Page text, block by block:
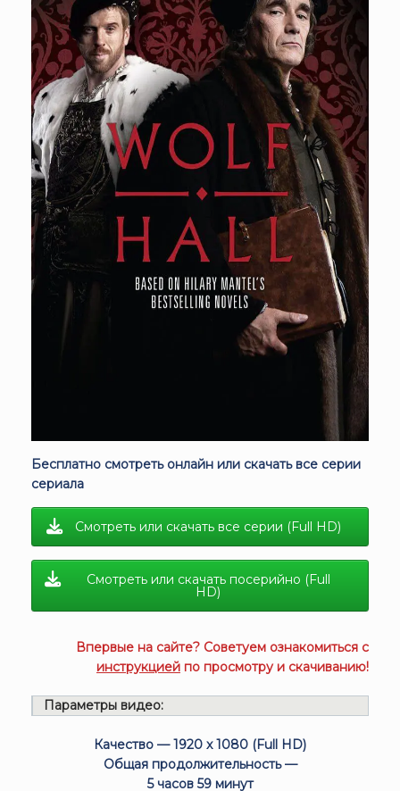
Бесплатно смотреть онлайн или скачать все серии
сериала
Смотреть или скачать все серии (Full HD)
Смотреть или скачать посерийно (Full
HD)
Впервые на сайте? Советуем ознакомиться с
инструкцией по просмотру и скачиванию!
Параметры видео:
Качество — 1920 x 1080 (Full HD)
Общая продолжительность —
5 часов 59 минут